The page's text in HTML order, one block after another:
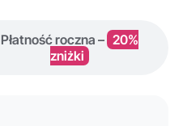
Płatność roczna – 20%
zniżki